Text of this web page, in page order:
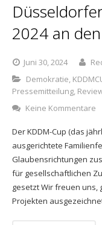
2024 an
Juni 30, 2024
Demokratie,
Pressemitteilung,
Keine Kommentare
Der KDDM-Cup (das
ausgerichtete
Glaubensrichtungen
für gesellschaftlichen
gesetzt Wir freuen
Projekten